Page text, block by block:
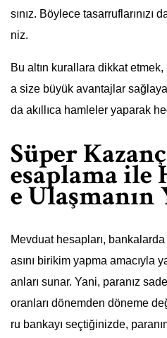
sınız. Böylece
niz.
Bu altın kurallara dikkat
a size büyük avantajlar
da akıllıca hamleler yaparak
Süper
esaplama ile
e Ulaşmanın
Mevduat hesapları, bankalarda
asını birikim yapma amacıyla
anları sunar. Yani, paranız
oranları dönemden döneme
ru bankayı seçtiğinizde,